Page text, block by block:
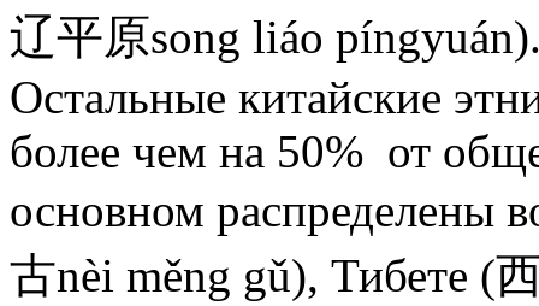
辽平原song liáo
Остальные китайские
более чем на 50% от
основном распределены
古nèi měng gǔ), Тибете (